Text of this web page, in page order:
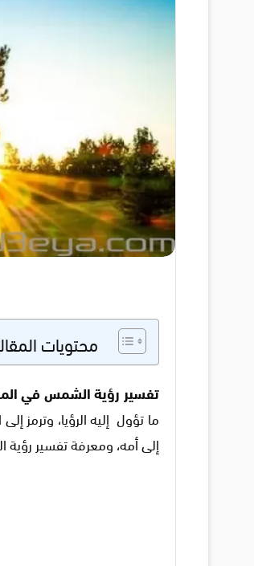
محتويات
تفسير رؤية الشمس في
ما تؤول إليه الرؤيا،
إلى أمه، ومعرفة تفسير